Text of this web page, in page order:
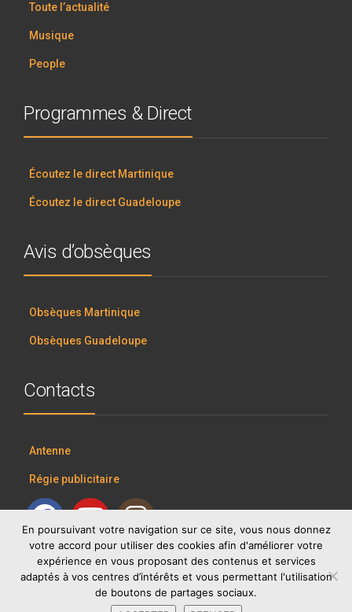
Toute l’actualité
Musique
People
Programmes & Direct
Écoutez le direct Martinique
Écoutez le direct Guadeloupe
Avis d’obsèques
Obsèques Martinique
Obsèques Guadeloupe
Contacts
Antenne
Régie publicitaire
En poursuivant votre navigation sur ce site, vous nous donnez
votre accord pour utiliser des cookies afin d'améliorer votre
expérience en vous proposant des contenus et services
adaptés à vos centres d’intérêts et vous permettant l'utilisation
de boutons de partages sociaux.